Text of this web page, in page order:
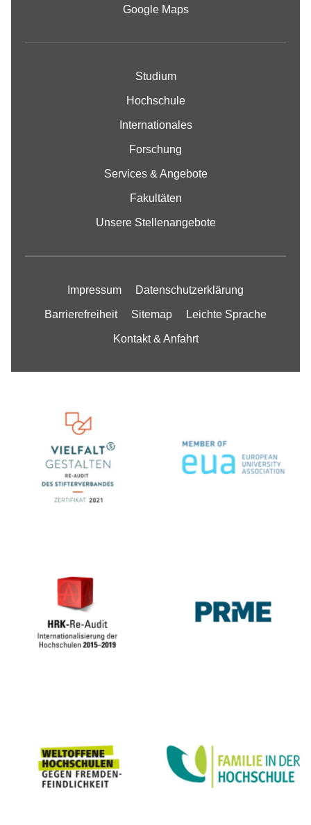
Google Maps
Studium
Hochschule
Internationales
Forschung
Services & Angebote
Fakultäten
Unsere Stellenangebote
Impressum Datenschutzerklärung
Barrierefreiheit Sitemap Leichte Sprache
Kontakt & Anfahrt